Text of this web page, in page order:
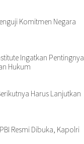
Komitmen Negara
Ingatkan Pentingnya
Hukum
Harus Lanjutkan
Resmi Dibuka, Kapolri